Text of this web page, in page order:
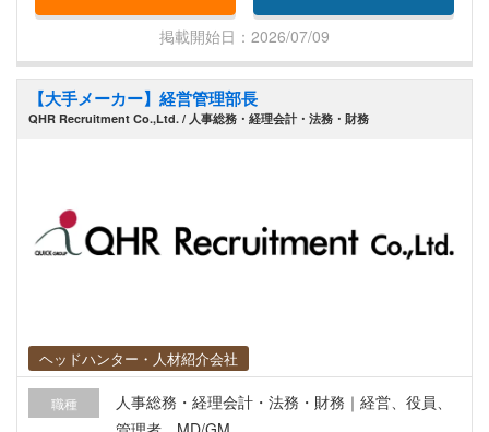
掲載開始日：2026/07/09
【大手メーカー】経営管理部長
QHR Recruitment Co.,Ltd. / 人事総務・経理会計・法務・財務
ヘッドハンター・人材紹介会社
職種
人事総務・経理会計・法務・財務｜経営、役員、